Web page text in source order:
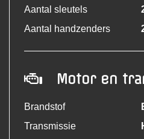
Aantal sleutels
Aantal handzenders
Motor en
Brandstof
Transmissie